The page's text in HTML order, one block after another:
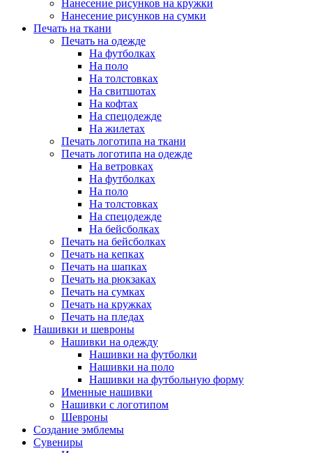
Нанесение рисунков на кружки
Нанесение рисунков на сумки
Печать на ткани
Печать на одежде
На футболках
На поло
На толстовках
На свитшотах
На кофтах
На спецодежде
На жилетах
Печать логотипа на ткани
Печать логотипа на одежде
На ветровках
На футболках
На поло
На толстовках
На спецодежде
На бейсболках
Печать на бейсболках
Печать на кепках
Печать на шапках
Печать на рюкзаках
Печать на сумках
Печать на кружках
Печать на пледах
Нашивки и шевроны
Нашивки на одежду
Нашивки на футболки
Нашивки на поло
Нашивки на футбольную форму
Именные нашивки
Нашивки с логотипом
Шевроны
Создание эмблемы
Сувениры